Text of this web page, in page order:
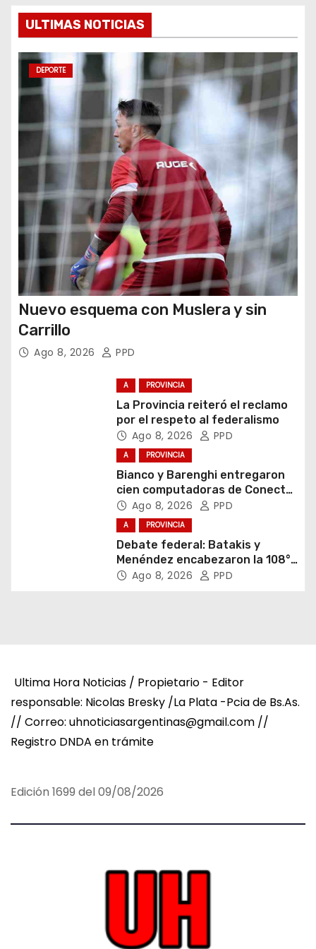
e
n
t
r
d
a
s
ULTIMAS NOTICIAS
DEPORTE
Nuevo esquema con Muslera y sin
Carrillo
Ago 8, 2026 PPD
A PROVINCIA
La Provincia reiteró el reclamo
por el respeto al federalismo
Ago 8, 2026 PPD
A PROVINCIA
Bianco y Barenghi entregaron
cien computadoras de Conectar
Igualdad Bonaerense
Ago 8, 2026 PPD
A PROVINCIA
Debate federal: Batakis y
Menéndez encabezaron la 108°
Asamblea del CNV
Ago 8, 2026 PPD
Ultima Hora Noticias / Propietario - Editor
responsable: Nicolas Bresky /La Plata -Pcia de Bs.As.
// Correo: uhnoticiasargentinas@gmail.com //
Registro DNDA en trámite
Edición 1699 del 09/08/2026